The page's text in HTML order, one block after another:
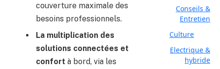
couverture maximale des
besoins professionnels.
La multiplication des
solutions connectées et
confort à bord, via les
Conseils &
Entretien
Culture
Electrique &
hybride